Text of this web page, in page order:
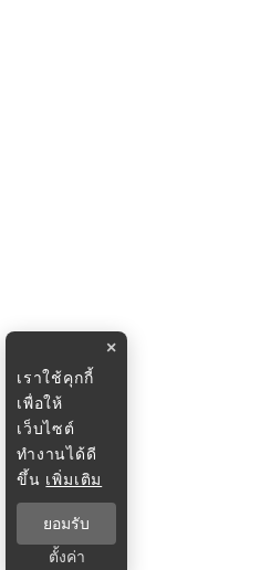
×
เราใช้คุกกี้
เพื่อให้
เว็บไซต์
ทำงานได้ดี
ขึ้น เพิ่มเติม
ยอมรับ
ตั้งค่า